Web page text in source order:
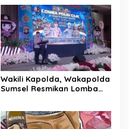
Wakili Kapolda, Wakapolda
Sumsel Resmikan Lomba
Bangsa